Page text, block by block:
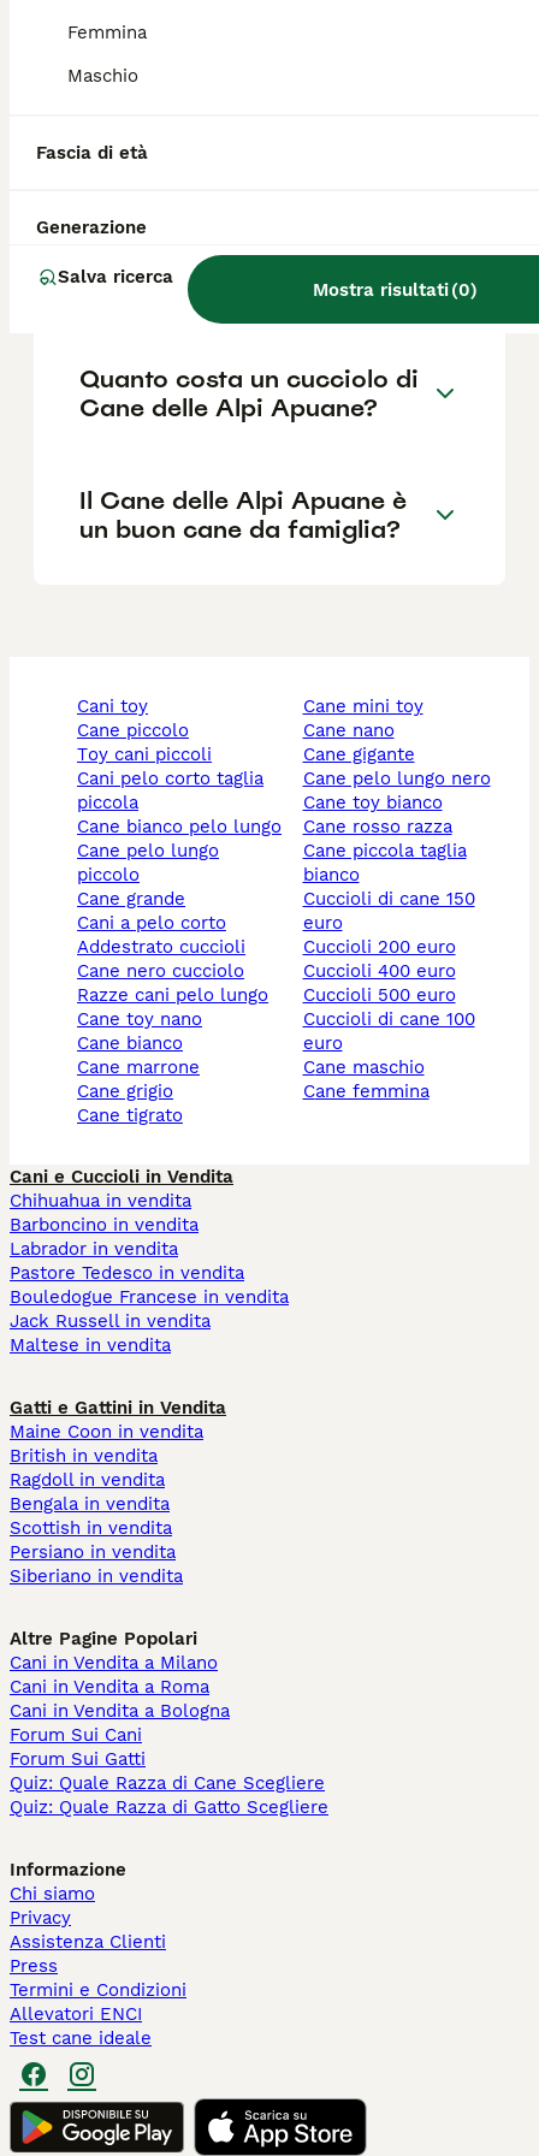
Femmina
Maschio
Fascia di età
Generazione
Salva ricerca
Mostra risultati(0)
Il suo nome deriva dall'antica città di Apua,
delle Alpi Apuane?
Che cos'è il Cane delle Alpi
Apuane?
Quanto costa un cucciolo di
Cane delle Alpi Apuane?
Il Cane delle Alpi Apuane è
un buon cane da famiglia?
cani toy
cane piccolo
toy cani piccoli
cani pelo corto taglia
piccola
cane bianco pelo lungo
cane pelo lungo
piccolo
cane grande
cani a pelo corto
addestrato cuccioli
cane nero cucciolo
razze cani pelo lungo
cane toy nano
cane bianco
cane marrone
cane grigio
cane tigrato
cane mini toy
cane nano
cane gigante
cane pelo lungo nero
cane toy bianco
cane rosso razza
cane piccola taglia
bianco
cuccioli di cane 150
euro
cuccioli 200 euro
cuccioli 400 euro
cuccioli 500 euro
cuccioli di cane 100
euro
cane maschio
cane femmina
Cani e Cuccioli in Vendita
Chihuahua in vendita
Barboncino in vendita
Labrador in vendita
Pastore Tedesco in vendita
Bouledogue Francese in vendita
Jack Russell in vendita
Maltese in vendita
Gatti e Gattini in Vendita
Maine Coon in vendita
British in vendita
Ragdoll in vendita
Bengala in vendita
Scottish in vendita
Persiano in vendita
Siberiano in vendita
Altre Pagine Popolari
Cani in Vendita a Milano
Cani in Vendita a Roma
Cani in Vendita a Bologna
Forum Sui Cani
Forum Sui Gatti
Quiz: Quale Razza di Cane Scegliere
Quiz: Quale Razza di Gatto Scegliere
Informazione
Chi siamo
Privacy
Assistenza Clienti
Press
Termini e Condizioni
Allevatori ENCI
Test cane ideale